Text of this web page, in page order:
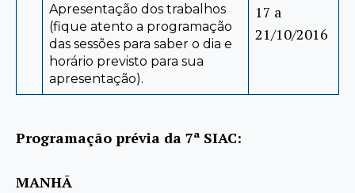
Apresentação dos trabalhos
(fique atento a programação
das sessões para saber o dia e
horário previsto para sua
apresentação).
17 a
21/10/2016
Programação prévia da 7ª SIAC:
MANHÃ